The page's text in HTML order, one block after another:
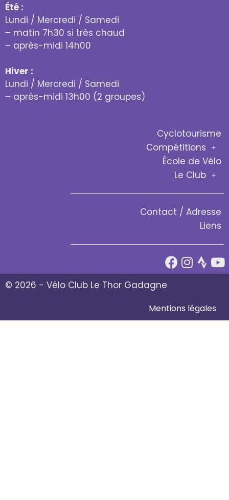
Été :
Lundi / Mercredi / Samedi
– matin 7h30 si très chaud
– après-midi 14h00
Hiver :
Lundi / Mercredi / Samedi
– après-midi 13h00 (2 groupes)
Cyclotourisme
Compétitions
École de Vélo
Le Club
Contact / Adresse
Liens
© 2026 - Vélo Club Le Thor Gadagne
Mentions légales